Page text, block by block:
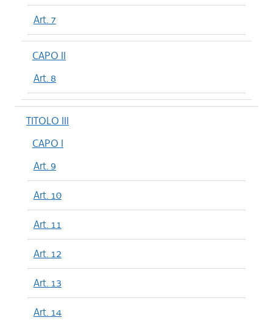
Art. 7
CAPO II
Art. 8
TITOLO III
CAPO I
Art. 9
Art. 10
Art. 11
Art. 12
Art. 13
Art. 14